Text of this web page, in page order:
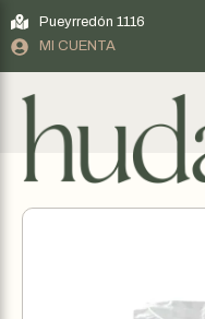
Pueyrredón 1116
MI CUENTA